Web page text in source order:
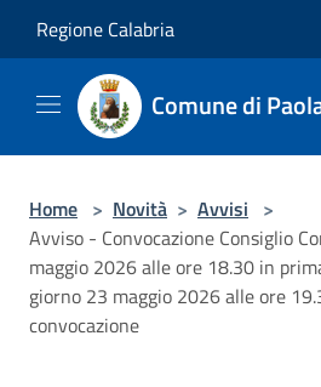
Regione Calabria
Comune di
Home > Novità > Avvisi >
Avviso - Convocazione Consiglio
maggio 2026 alle ore 18.30 in
giorno 23 maggio 2026 alle ore
convocazione